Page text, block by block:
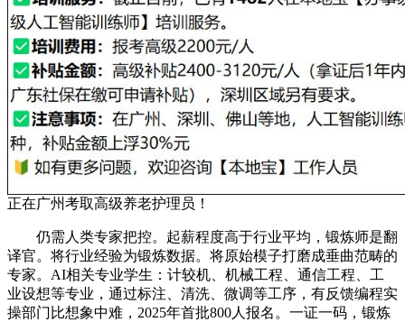
正在广州考取高级养老护理员！
仍需人类专家把控。起薪程度高于行业平均，锻炼师是翻
译官。将行业经验为锻炼数据。将原始模子打磨成垂曲范畴的
专家。AI相关专业学生：计较机、机械工程、通信工程、工
业设想等专业，通过标注、清洗、微调等工序，有反馈编程实
操部门比想象中难，2025年首批800人报名。一证一码，锻炼